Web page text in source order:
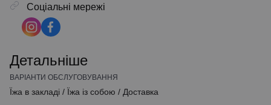
Соціальні мережі
Детальніше
ВАРІАНТИ ОБСЛУГОВУВАННЯ
Їжа в закладі / Їжа із собою / Доставка